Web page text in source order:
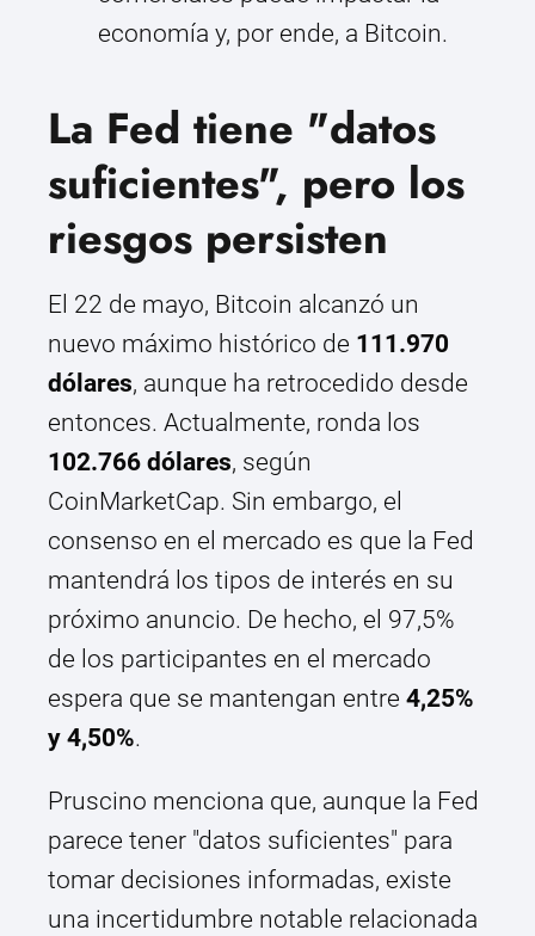
economía y, por ende, a Bitcoin.
La Fed tiene "datos
suficientes", pero los
riesgos persisten
El 22 de mayo, Bitcoin alcanzó un
nuevo máximo histórico de 111.970
dólares, aunque ha retrocedido desde
entonces. Actualmente, ronda los
102.766 dólares, según
CoinMarketCap. Sin embargo, el
consenso en el mercado es que la Fed
mantendrá los tipos de interés en su
próximo anuncio. De hecho, el 97,5%
de los participantes en el mercado
espera que se mantengan entre 4,25%
y 4,50%.
Pruscino menciona que, aunque la Fed
parece tener "datos suficientes" para
tomar decisiones informadas, existe
una incertidumbre notable relacionada